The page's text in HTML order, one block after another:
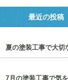
最近の投稿